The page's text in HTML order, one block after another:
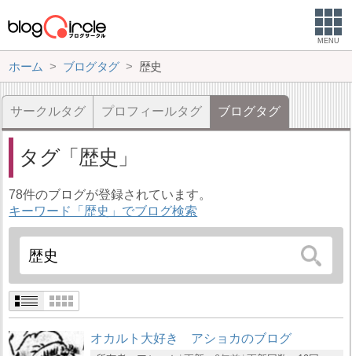
MENU
ホーム ブログタグ 歴史
サークルタグ プロフィールタグ ブログタグ
タグ 歴史
78件のブログが登録されています。
キーワード「歴史」でブログ検索
オカルト大好き アショカのブログ